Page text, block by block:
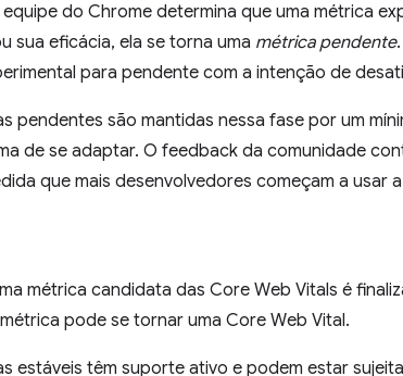
do Chrome determina que uma métrica
sua eficácia, ela se torna uma métrica pendente
para pendente com a intenção de
pendentes são mantidas nessa fase por um
de se adaptar. O feedback da comunidade
que mais desenvolvedores começam a usar
métrica candidata das Core Web Vitals é
pode se tornar uma Core Web Vital.
estáveis têm suporte ativo e podem estar